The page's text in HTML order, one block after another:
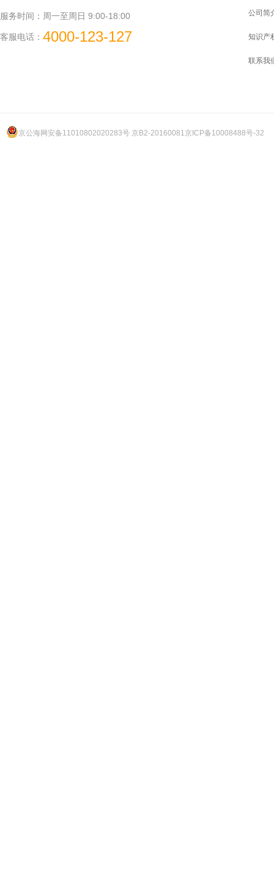
服务时间： 周一至周日 9:00-18:00
客服电话： 4000-123-127
公司简
知识产
联系我
京公海网安备11010802020283号 京B2-20160081京ICP备10008488号-32